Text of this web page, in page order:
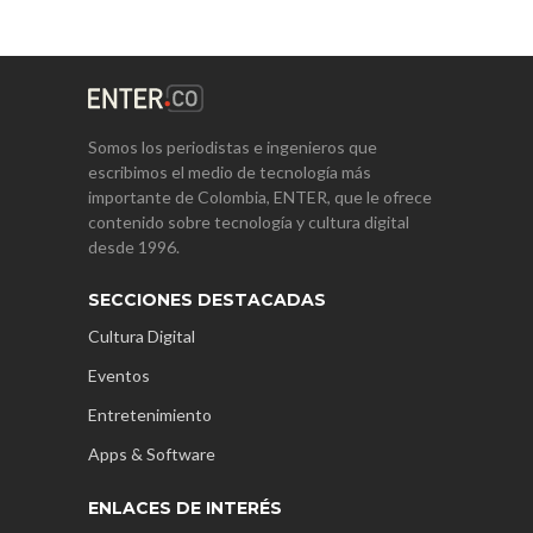
Somos los periodistas e ingenieros que
escribimos el medio de tecnología más
importante de Colombia, ENTER, que le ofrece
contenido sobre tecnología y cultura digital
desde 1996.
SECCIONES DESTACADAS
Cultura Digital
Eventos
Entretenimiento
Apps & Software
ENLACES DE INTERÉS